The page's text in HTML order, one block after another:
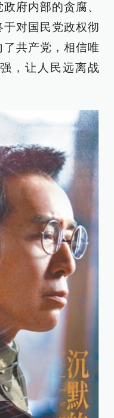
府内部的贪腐、
对国民党政权彻
共产党，相信唯
，让人民远离战